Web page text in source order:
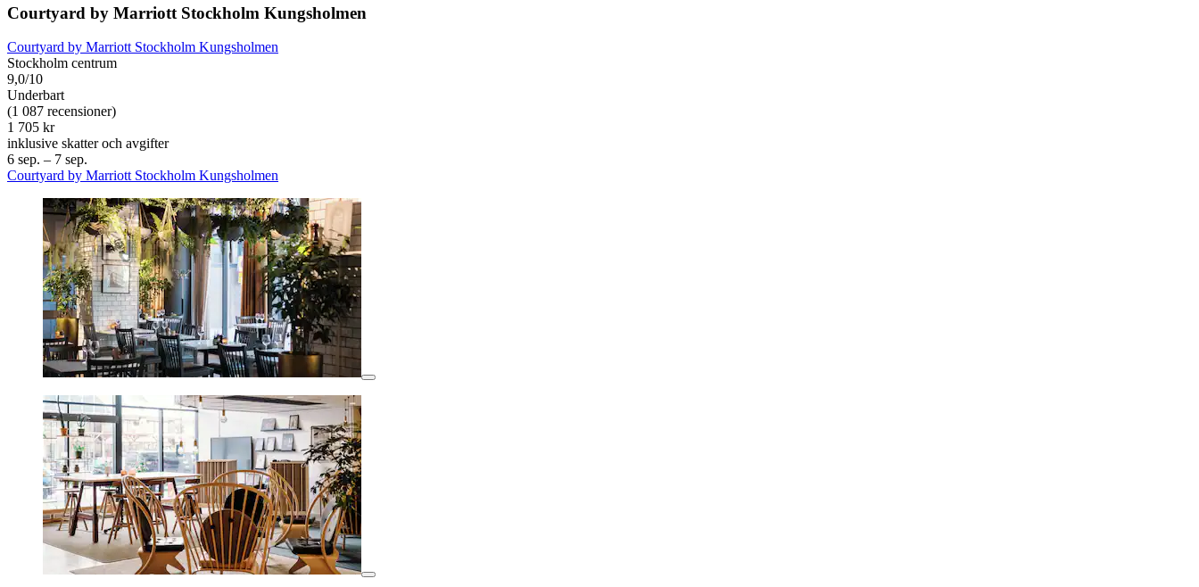
Courtyard by Marriott Stockholm Kungsholmen
Courtyard by Marriott Stockholm Kungsholmen
Stockholm centrum
9,0/10
Underbart
(1 087 recensioner)
1 705 kr
inklusive skatter och avgifter
6 sep. – 7 sep.
Courtyard by Marriott Stockholm Kungsholmen